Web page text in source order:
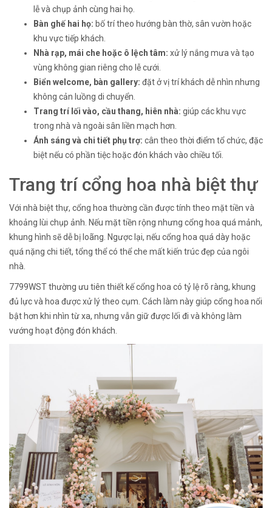
lễ và chụp ảnh cùng hai họ.
Bàn ghế hai họ: bố trí theo hướng bàn thờ, sân vườn hoặc
khu vực tiếp khách.
Nhà rạp, mái che hoặc ô lệch tâm: xử lý nắng mưa và tạo
vùng không gian riêng cho lễ cưới.
Biển welcome, bàn gallery: đặt ở vị trí khách dễ nhìn nhưng
không cản luồng di chuyển.
Trang trí lối vào, cầu thang, hiên nhà: giúp các khu vực
trong nhà và ngoài sân liền mạch hơn.
Ánh sáng và chi tiết phụ trợ: cân theo thời điểm tổ chức, đặc
biệt nếu có phần tiệc hoặc đón khách vào chiều tối.
Trang trí cổng hoa nhà biệt thự
Với nhà biệt thự, cổng hoa thường cần được tính theo mặt tiền và
khoảng lùi chụp ảnh. Nếu mặt tiền rộng nhưng cổng hoa quá mảnh,
khung hình sẽ dễ bị loãng. Ngược lại, nếu cổng hoa quá dày hoặc
quá nặng chi tiết, tổng thể có thể che mất kiến trúc đẹp của ngôi
nhà.
7799WST thường ưu tiên thiết kế cổng hoa có tỷ lệ rõ ràng, khung
đủ lực và hoa được xử lý theo cụm. Cách làm này giúp cổng hoa nổi
bật hơn khi nhìn từ xa, nhưng vẫn giữ được lối đi và không làm
vướng hoạt động đón khách.